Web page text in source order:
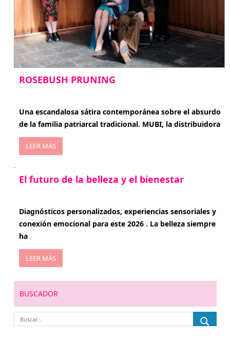
ROSEBUSH PRUNING
Una escandalosa sátira contemporánea sobre el absurdo
de la familia patriarcal tradicional. MUBI, la distribuidora
LEER MÁS
El futuro de la belleza y el bienestar
Diagnósticos personalizados, experiencias sensoriales y
conexión emocional para este 2026 . La belleza siempre
ha
LEER MÁS
BUSCADOR